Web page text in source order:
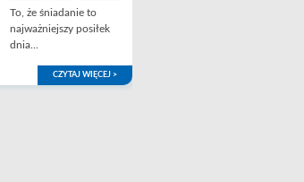
To, że śniadanie to
najważniejszy posiłek
dnia...
CZYTAJ WIĘCEJ >